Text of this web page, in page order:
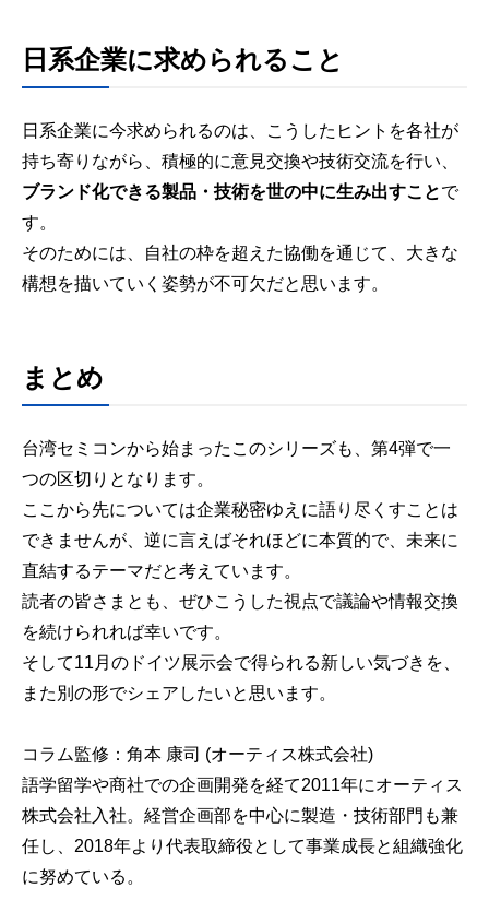
日系企業に求められること
日系企業に今求められるのは、こうしたヒントを各社が
持ち寄りながら、積極的に意見交換や技術交流を行い、
ブランド化できる製品・技術を世の中に生み出すことで
す。
そのためには、自社の枠を超えた協働を通じて、大きな
構想を描いていく姿勢が不可欠だと思います。
まとめ
台湾セミコンから始まったこのシリーズも、第4弾で一
つの区切りとなります。
ここから先については企業秘密ゆえに語り尽くすことは
できませんが、逆に言えばそれほどに本質的で、未来に
直結するテーマだと考えています。
読者の皆さまとも、ぜひこうした視点で議論や情報交換
を続けられれば幸いです。
そして11月のドイツ展示会で得られる新しい気づきを、
また別の形でシェアしたいと思います。
コラム監修：角本 康司 (オーティス株式会社)
語学留学や商社での企画開発を経て2011年にオーティス
株式会社入社。経営企画部を中心に製造・技術部門も兼
任し、2018年より代表取締役として事業成長と組織強化
に努めている。